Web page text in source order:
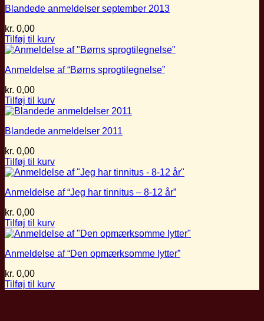
Blandede anmeldelser september 2013
kr. 0,00
Tilføj til kurv
Anmeldelse af “Børns sprogtilegnelse”
kr. 0,00
Tilføj til kurv
Blandede anmeldelser 2011
kr. 0,00
Tilføj til kurv
Anmeldelse af “Jeg har tinnitus – 8-12 år”
kr. 0,00
Tilføj til kurv
Anmeldelse af “Den opmærksomme lytter”
kr. 0,00
Tilføj til kurv